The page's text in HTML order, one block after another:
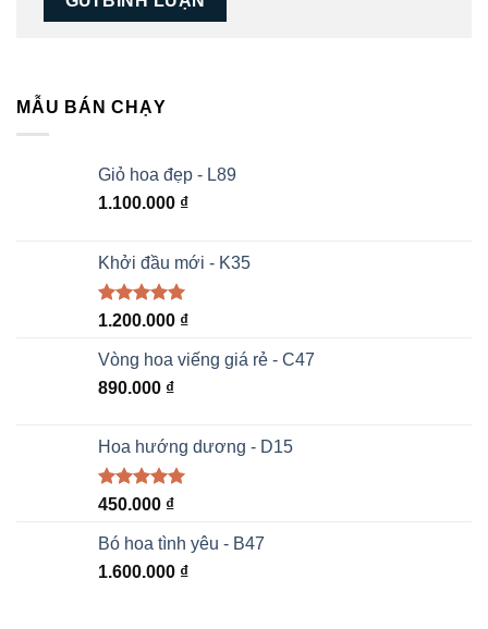
MẪU BÁN CHẠY
Giỏ hoa đẹp - L89
1.100.000 ₫
Khởi đầu mới - K35
Được xếp
5 sao
1.200.000 ₫
Vòng hoa viếng giá rẻ - C47
890.000 ₫
Hoa hướng dương - D15
Được xếp
5 sao
450.000 ₫
Bó hoa tình yêu - B47
1.600.000 ₫